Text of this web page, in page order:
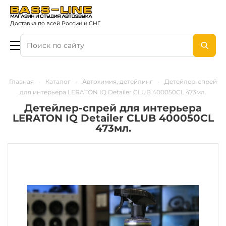
Доставка по всей России и СНГ
Главная - Каталог - Автохимия, детейлинг -
Детейлер-спрей
для интерьера LERATON IQ Detailer CLUB 400050CL 473мл.
Детейлер-спрей для интерьера
LERATON IQ Detailer CLUB 400050CL
473мл.